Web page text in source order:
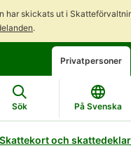
har skickats ut i
.
Gå
direkt
till
innehållet
Gå
till
hela
webbplatsens
sökning
Öppna
en
chattbot-
diskussion
Privatpersoner
Sök På Svenska
Skattekort och